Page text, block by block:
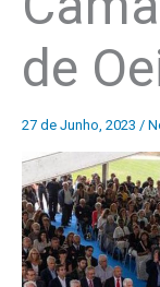
de
27 de Junho, 2023 /